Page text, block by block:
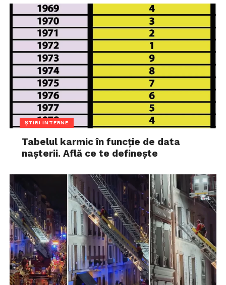
ȘTIRI INTERNE
Tabelul karmic în funcție de data
nașterii. Află ce te definește